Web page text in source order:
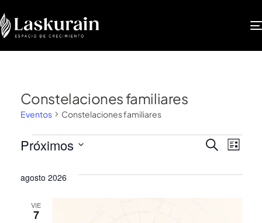
Constelaciones familiares
Eventos Constelaciones familiares
de
BUSCAR
de
LISTA
Próximos
la
agosto 2026
VIE
7